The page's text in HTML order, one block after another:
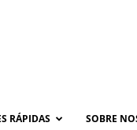
RÁPIDAS SOBRE